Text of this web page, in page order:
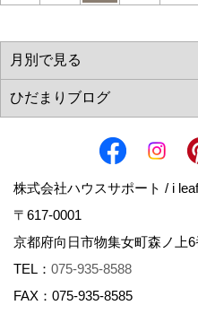
株式会社ハウスサポート / i
〒617-0001
京都府向日市物集女町森ノ上
TEL： 075-935-8588
FAX：075-935-8585